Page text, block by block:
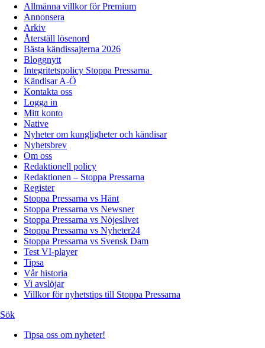
Allmänna villkor för Premium
Annonsera
Arkiv
Återställ lösenord
Bästa kändissajterna 2026
Bloggnytt
Integritetspolicy Stoppa Pressarna
Kändisar A-Ö
Kontakta oss
Logga in
Mitt konto
Native
Nyheter om kungligheter och kändisar
Nyhetsbrev
Om oss
Redaktionell policy
Redaktionen – Stoppa Pressarna
Register
Stoppa Pressarna vs Hänt
Stoppa Pressarna vs Newsner
Stoppa Pressarna vs Nöjeslivet
Stoppa Pressarna vs Nyheter24
Stoppa Pressarna vs Svensk Dam
Test VI-player
Tipsa
Vår historia
Vi avslöjar
Villkor för nyhetstips till Stoppa Pressarna
Sök
Tipsa oss om nyheter!